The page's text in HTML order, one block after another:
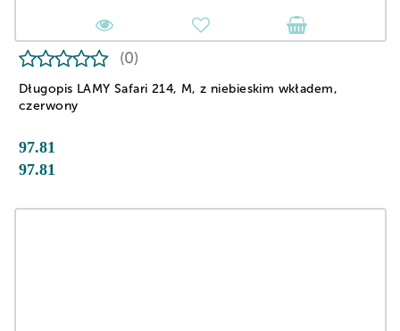
Długopis LAMY Safari 214, M, z niebieskim wkładem,
czerwony
(0)
97.81
97.81